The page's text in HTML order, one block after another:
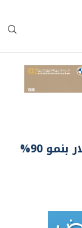
مصر تُصدر 14 سلعة بـ 1.3 مليار دولار بنمو 90%